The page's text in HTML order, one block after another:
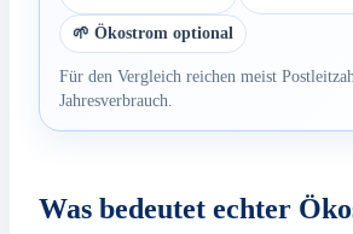
🌱 Ökostrom optional
Für den Vergleich reichen meist
Jahresverbrauch.
Was bedeutet echter